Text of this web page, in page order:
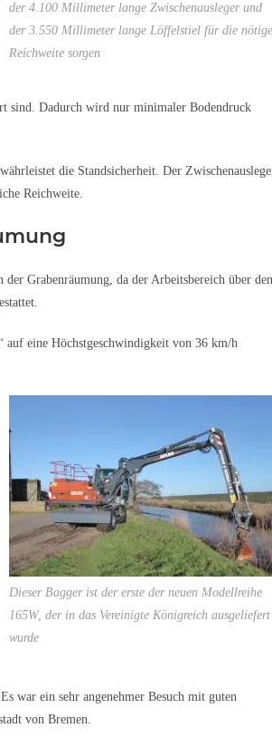
der 4.100 Millimeter lange Zwischenausleger und
der 3.550 Millimeter lange Löffelstiel für die nötige
Reichweite sorgen
sind. Dadurch wird nur minimaler Bodendruck
die Standsicherheit. Der
Reichweite.
Grabenräumung, da der Arbeitsbereich über den
auf eine Höchstgeschwindigkeit von 36 km/h
Dieser Bagger ist der erste der neuen Modellreihe
165W, der in das Vereinigte Königreich ausgeliefert
wurde
war ein sehr angenehmer Besuch mit guten
von Bremen.